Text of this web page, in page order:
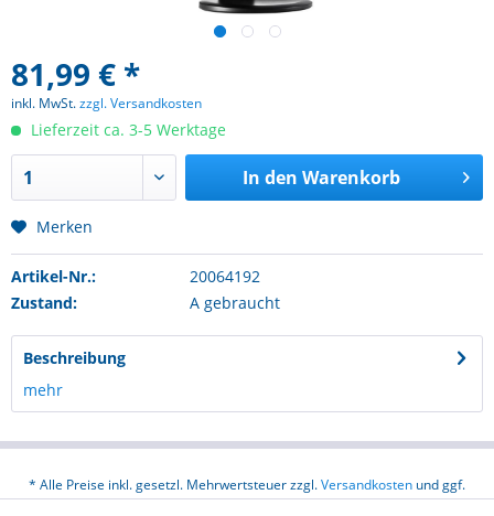
81,99 € *
inkl. MwSt.zzgl. Versandkosten
Lieferzeit ca. 3-5 Werktage
In den Warenkorb
Merken
Artikel-Nr.:
20064192
Zustand:
A gebraucht
Beschreibung
mehr
* Alle Preise inkl. gesetzl. Mehrwertsteuer zzgl.Versandkosten und ggf.